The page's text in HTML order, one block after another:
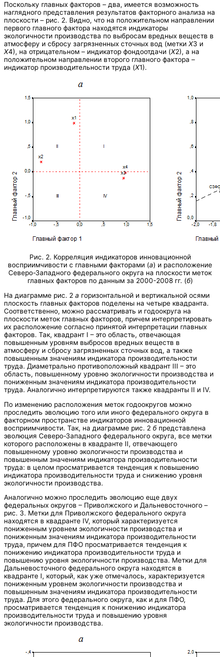
Поскольку главных факторов – два, имеется возможность
наглядного представления результатов факторного анализа на
плоскости – рис. 2. Видно, что на положительном направлении
первого главного фактора находятся индикаторы
экологичности производства по выбросам вредных веществ в
атмосферу и сбросу загрязненных сточных вод (метки Х3 и
Х4), на отрицательном – индикатор фондоотдачи (Х2), а на
положительном направлении второго главного фактора –
индикатор производительности труда (Х1).
Рис. 2. Корреляция индикаторов инновационной
восприимчивости с главными факторами (а) и расположение
Северо-Западного федерального округа на плоскости меток
главных факторов по данным за 2000-2008 гг. (б)
На диаграмме рис. 2 а горизонтальной и вертикальной осями
плоскость главных факторов поделены на четыре квадранта.
Соответственно, можно рассматривать и годоокруга на
плоскости меток главных факторов, причем интерпретировать
их расположение согласно принятой интерпретации главных
факторов. Так, квадрант I – это область, отвечающая
повышенным уровням выбросов вредных веществ в
атмосферу и сбросу загрязненных сточных вод, а также
повышенным значениям индикатора производительности
труда. Диаметрально противоположный квадрант III – это
область, повышенному уровню экологичности производства и
пониженным значениям индикатора производительности
труда. Аналогично интерпретируются также квадранты II и IV.
По изменению расположения меток годоокругов можно
проследить эволюцию того или иного федерального округа в
факторном пространстве индикаторов инновационной
восприимчивости. Так, на диаграмме рис. 2 б представлена
эволюция Северо-Западного федерального округа, все метки
которого расположены в квадранте II, отвечающего
повышенному уровню экологичности производства и
повышенным значениям индикатора производительности
труда: в целом просматривается тенденция к повышению
индикатора производительности труда и снижению уровня
экологичности производства.
Аналогично можно проследить эволюцию еще двух
федеральных округов – Приволжского и Дальневосточного –
рис. 3. Метки для Приволжского федерального округа
находятся в квадранте IV, который характеризуется
пониженным уровнем экологичности производства и
пониженным значениям индикатора производительности
труда, причем для ПФО просматривается тенденция к
понижению индикатора производительности труда и
повышению уровня экологичности производства. Метки для
Дальневосточного федерального округа находятся в
квадранте I, который, как уже отмечалось, характеризуется
пониженным уровнем экологичности производства и
повышенным значениям индикатора производительности
труда. Для этого федерального округа, как и для ПФО,
просматривается тенденция к понижению индикатора
производительности труда и повышению уровня
экологичности производства.